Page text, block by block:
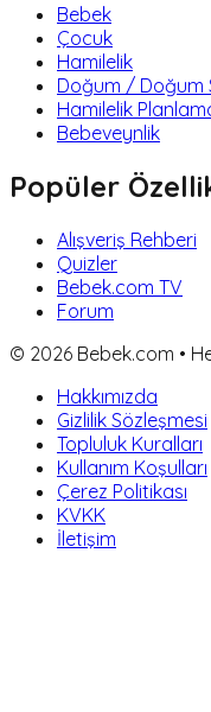
Bebek
Çocuk
Hamilelik
Doğum / Doğum
Hamilelik
Bebeveynlik
Popüler
Alışveriş Rehberi
Quizler
Bebek.com TV
Forum
© 2026 Bebek.com •
Hakkımızda
Gizlilik Sözleşmesi
Topluluk Kuralları
Kullanım Koşulları
Çerez Politikası
KVKK
İletişim